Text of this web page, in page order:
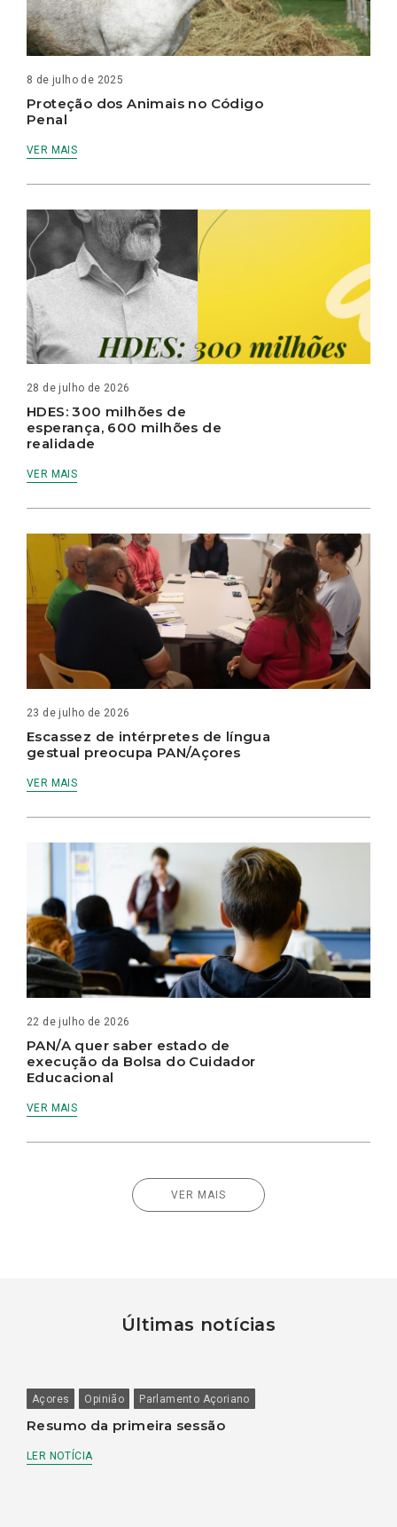
8 de julho de 2025
Proteção dos Animais no Código
Penal
VER MAIS
28 de julho de 2026
HDES: 300 milhões de
esperança, 600 milhões de
realidade
VER MAIS
23 de julho de 2026
Escassez de intérpretes de língua
gestual preocupa PAN/Açores
VER MAIS
22 de julho de 2026
PAN/A quer saber estado de
execução da Bolsa do Cuidador
Educacional
VER MAIS
VER MAIS
Últimas notícias
Açores Opinião Parlamento Açoriano
Resumo da primeira sessão
LER NOTÍCIA